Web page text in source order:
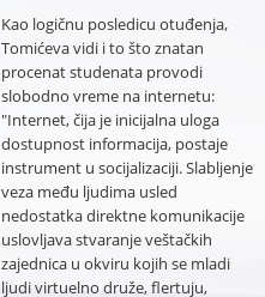
Kao logičnu posledicu otuđenja,
Tomićeva vidi i to što znatan
procenat studenata provodi
slobodno vreme na internetu:
"Internet, čija je inicijalna uloga
dostupnost informacija, postaje
instrument u socijalizaciji. Slabljenje
veza među ljudima usled
nedostatka direktne komunikacije
uslovljava stvaranje veštačkih
zajednica u okviru kojih se mladi
ljudi virtuelno druže, flertuju,